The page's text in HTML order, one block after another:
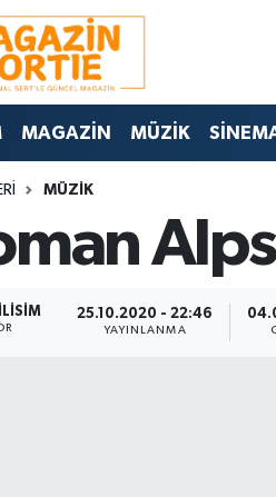
MAGAZİN MÜZİK
MÜZİK
25.10.2020 - 22:46
YAYINLANMA
ve Fikstür